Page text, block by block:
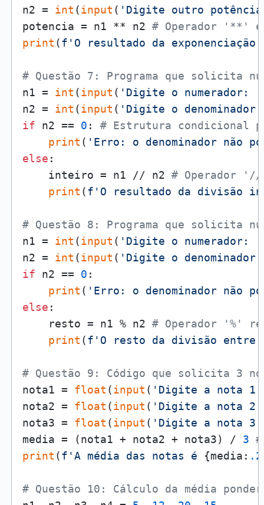
n2 = int (input ( 'Digite outro
potencia = n1 ** n2 # Operador '**'
print (f'O resultado da
# Questão 7: Programa que solicita
n1 = int (input ( 'Digite o numerador: '
n2 = int (input ( 'Digite o
if n2 == 0 : # Estrutura condicional
print ( 'Erro: o denominador não
else :
    inteiro = n1 // n2
# Operador
print (f'O resultado da divisão
# Questão 8: Programa que solicita
n1 = int (input ( 'Digite o numerador: '
n2 = int (input ( 'Digite o
if n2 == 0 :
print ( 'Erro: o denominador não
else :
    resto = n1 % n2
# Operador '%'
print (f'O resto da divisão entre
# Questão 9: Código que solicita 3
nota1 = float (input ( 'Digite a nota
nota2 = float (input ( 'Digite a nota
nota3 = float (input ( 'Digite a nota
media = (nota1 + nota2 + nota3) / 3
print (f'A média das notas é {media: .2
# Questão 10: Cálculo da média